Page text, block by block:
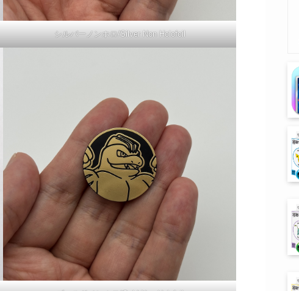
シルバーノンホロ/Silver Non Holofoil